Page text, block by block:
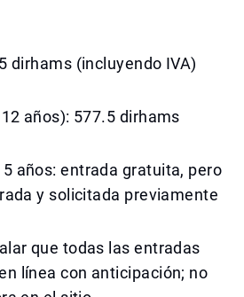
dirhams (incluyendo IVA)
años): 577.5 dirhams
años: entrada gratuita, pero
y solicitada previamente
que todas las entradas
línea con anticipación; no